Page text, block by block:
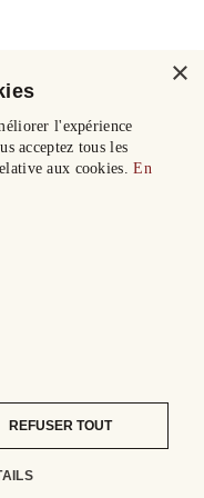
×
l'expérience
acceptez tous les
aux cookies.En
REFUSER TOUT